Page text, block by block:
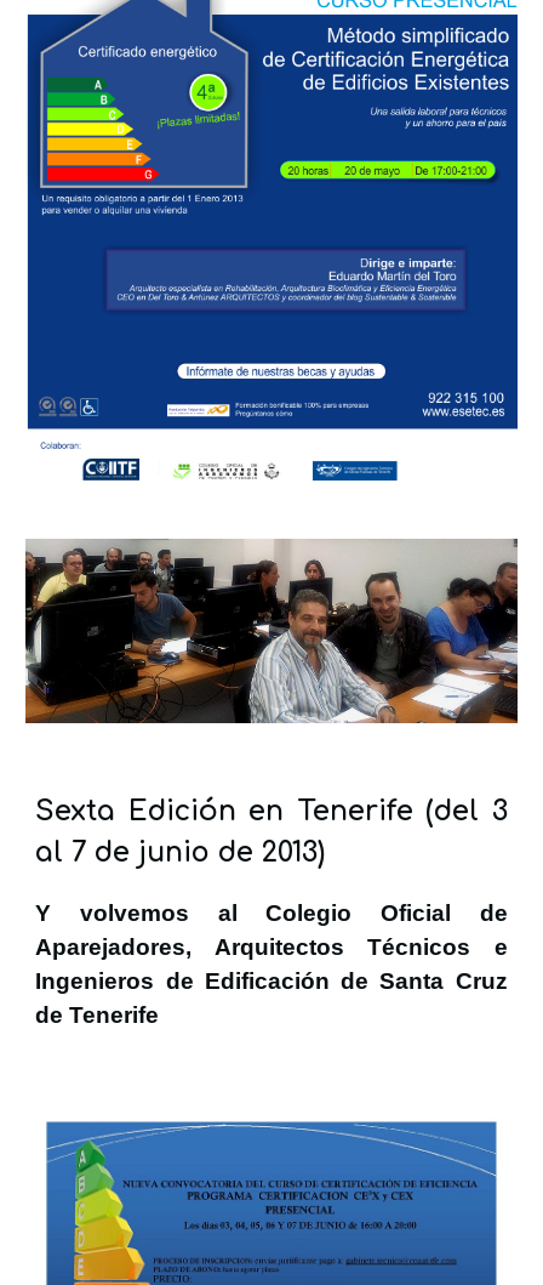
Sexta Edición en Tenerife (del 3
al 7 de junio de 2013)
Y volvemos al Colegio Oficial de
Aparejadores, Arquitectos Técnicos e
Ingenieros de Edificación de Santa Cruz
de Tenerife